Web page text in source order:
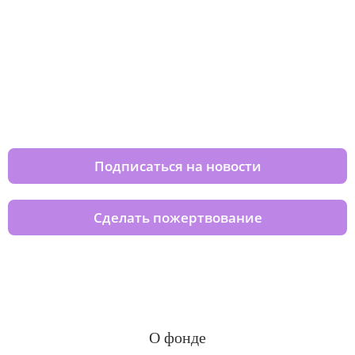
Подписаться на новости
Сделать пожертвование
О фонде